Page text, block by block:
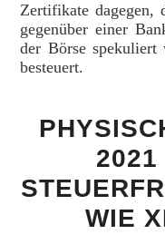
Zertifikate dagegen,
gegenüber einer
der Börse spekuliert
besteuert.
2021
WIE